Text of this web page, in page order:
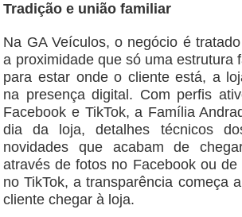
​Tradição e união familiar
​Na GA Veículos, o negócio é
a proximidade que só uma estrutura
para estar onde o cliente está, a
na presença digital. Com perfis
Facebook e TikTok, a Família
dia da loja, detalhes técnicos
novidades que acabam de
através de fotos no Facebook ou
no TikTok, a transparência começa
cliente chegar à loja.